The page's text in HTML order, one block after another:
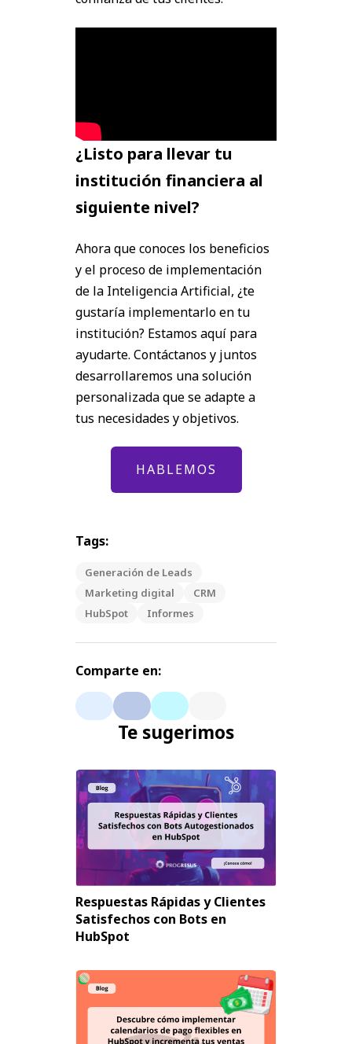
¿Listo para llevar tu
institución financiera al
siguiente nivel?
Ahora que conoces los beneficios
y el proceso de implementación
de la Inteligencia Artificial, ¿te
gustaría implementarlo en tu
institución? Estamos aquí para
ayudarte. Contáctanos y juntos
desarrollaremos una solución
personalizada que se adapte a
tus necesidades y objetivos.
HABLEMOS
Tags:
Generación de Leads
Marketing digital
CRM
HubSpot
Informes
Comparte en:
Te sugerimos
Respuestas Rápidas y Clientes
Satisfechos con Bots en
HubSpot